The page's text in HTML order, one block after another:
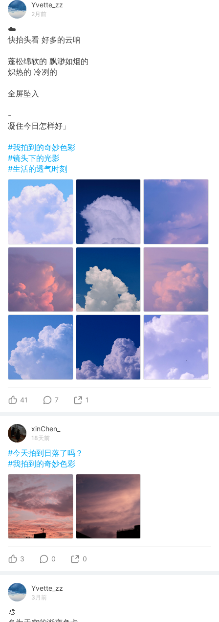
Yvette_zz
2月前
☁️
快抬头看 好多的云呐
蓬松绵软的 飘渺如烟的
炽热的 冷冽的
全屏坠入
-
凝住今日怎样好」
#我拍到的奇妙色彩
#镜头下的光影
#生活的透气时刻
41 7 1
xinChen_
18天前
#今天拍到日落了吗？
#我拍到的奇妙色彩
3 0 0
Yvette_zz
3月前
🎨